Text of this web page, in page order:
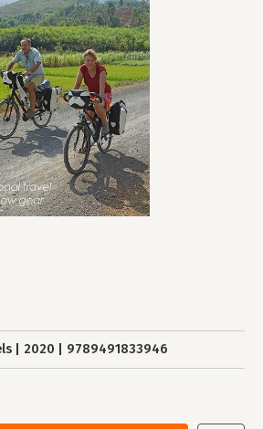
2020 9789491833946